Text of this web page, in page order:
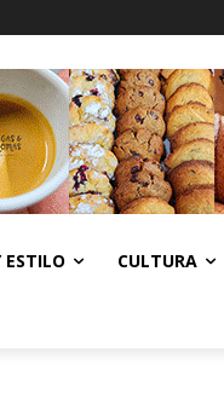
ESTILO CULTURA